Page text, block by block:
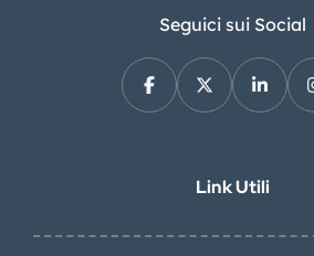
Seguici sui Social
Link Utili